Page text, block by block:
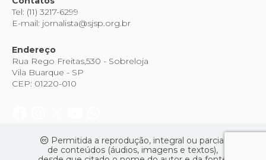
Tel: (11) 3217-6299
E-mail: jornalista@sjsp.org.br
Endereço
Rua Rego Freitas,530 - Sobreloja
Vila Buarque - SP
CEP: 01220-010
Permitida a reprodução, integral ou parcial
de conteúdos (áudios, imagens e textos),